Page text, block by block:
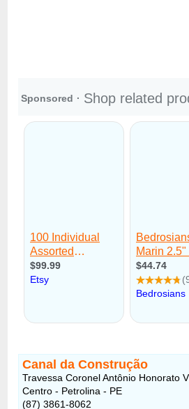
Canal da Construção
Travessa Coronel Antônio Honorato
Centro - Petrolina - PE
(87) 3861-8062